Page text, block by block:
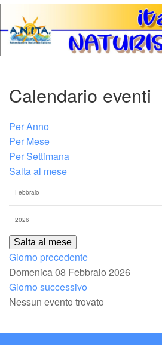
Calendario eventi
Per Anno
Per Mese
Per Settimana
Salta al mese
Salta al mese
Giorno precedente
Domenica 08 Febbraio 2026
Giorno successivo
Nessun evento trovato